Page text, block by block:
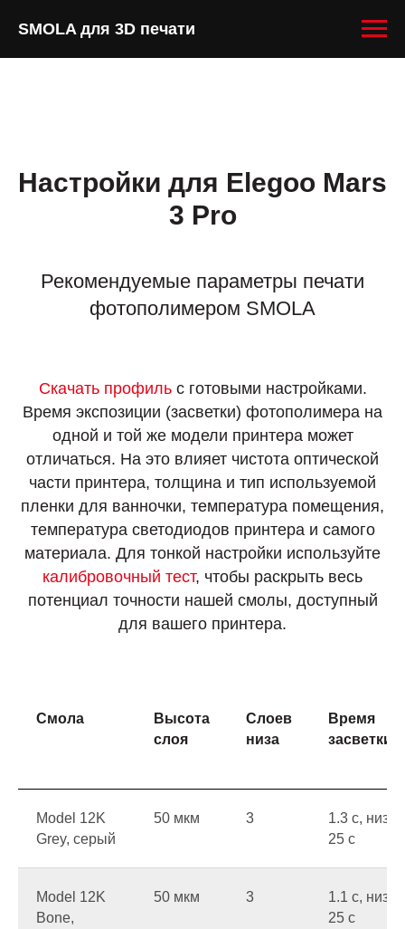
SMOLA для 3D печати
Настройки для Elegoo Mars
3 Pro
Рекомендуемые параметры печати
фотополимером SMOLA
Скачать профильс готовыми настройками.
Время экспозиции (засветки) фотополимера на
одной и той же модели принтера может
отличаться. На это влияет чистота оптической
части принтера, толщина и тип используемой
пленки для ванночки, температура помещения,
температура светодиодов принтера и самого
материала. Для тонкой настройки используйте
калибровочный тест, чтобы раскрыть весь
потенциал точности нашей смолы, доступный
для вашего принтера.
Смола
Высота
слоя
Слоев
низа
Время
засветки
Model 12K
Grey, серый
50 мкм 3
1.3 c, низ
25 c
Model 12K
Bone,
50 мкм 3
1.1 c, низ
25 c